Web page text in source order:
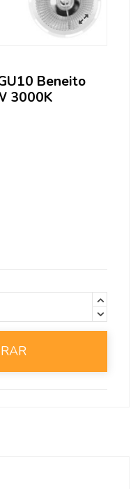
Beneito
3000K